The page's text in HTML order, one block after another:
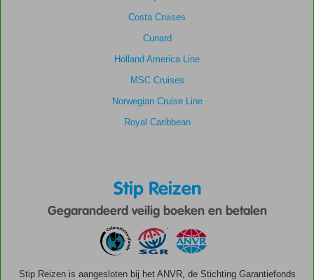
Costa Cruises
Cunard
Holland America Line
MSC Cruises
Norwegian Cruise Line
Royal Caribbean
Stip Reizen
Gegarandeerd veilig boeken en betalen
Stip Reizen is aangesloten bij het ANVR, de Stichting Garantiefonds